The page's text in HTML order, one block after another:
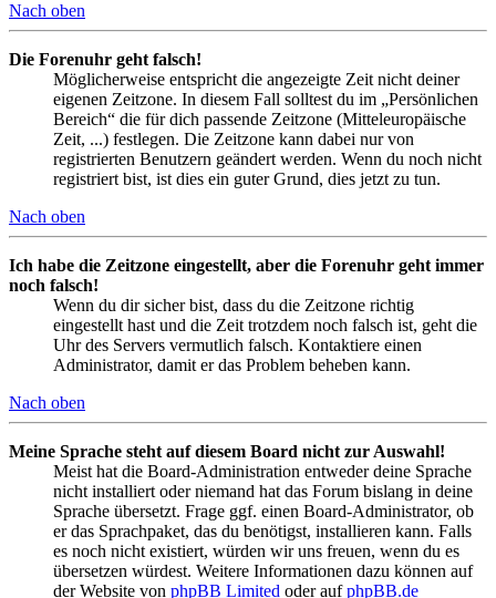
Nach oben
Die Forenuhr geht falsch!
Möglicherweise entspricht die angezeigte Zeit nicht deiner
eigenen Zeitzone. In diesem Fall solltest du im „Persönlichen
Bereich“ die für dich passende Zeitzone (Mitteleuropäische
Zeit, ...) festlegen. Die Zeitzone kann dabei nur von
registrierten Benutzern geändert werden. Wenn du noch nicht
registriert bist, ist dies ein guter Grund, dies jetzt zu tun.
Nach oben
Ich habe die Zeitzone eingestellt, aber die Forenuhr geht immer
noch falsch!
Wenn du dir sicher bist, dass du die Zeitzone richtig
eingestellt hast und die Zeit trotzdem noch falsch ist, geht die
Uhr des Servers vermutlich falsch. Kontaktiere einen
Administrator, damit er das Problem beheben kann.
Nach oben
Meine Sprache steht auf diesem Board nicht zur Auswahl!
Meist hat die Board-Administration entweder deine Sprache
nicht installiert oder niemand hat das Forum bislang in deine
Sprache übersetzt. Frage ggf. einen Board-Administrator, ob
er das Sprachpaket, das du benötigst, installieren kann. Falls
es noch nicht existiert, würden wir uns freuen, wenn du es
übersetzen würdest. Weitere Informationen dazu können auf
der Website von phpBB Limited oder aufphpBB.de